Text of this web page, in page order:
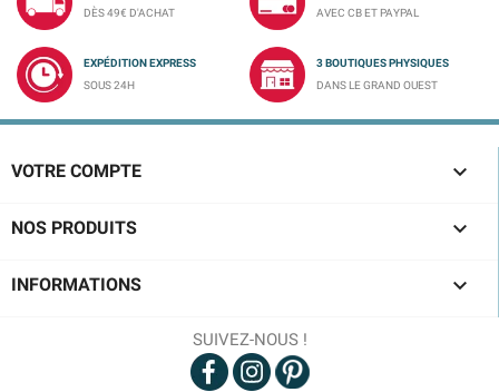
DÈS 49€ D'ACHAT
AVEC CB ET PAYPAL
EXPÉDITION EXPRESS
SOUS 24H
3 BOUTIQUES PHYSIQUES
DANS LE GRAND OUEST
VOTRE COMPTE 
NOS PRODUITS 
INFORMATIONS 
SUIVEZ-NOUS !